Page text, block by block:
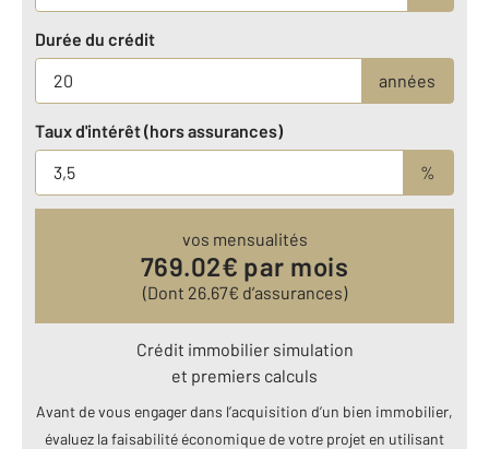
Durée du crédit
années
Taux d'intérêt (hors assurances)
%
vos mensualités
769.02€ par mois
(Dont 26.67€ d’assurances)
Crédit immobilier simulation
et premiers calculs
Avant de vous engager dans l’acquisition d’un bien immobilier,
évaluez la faisabilité économique de votre projet en utilisant